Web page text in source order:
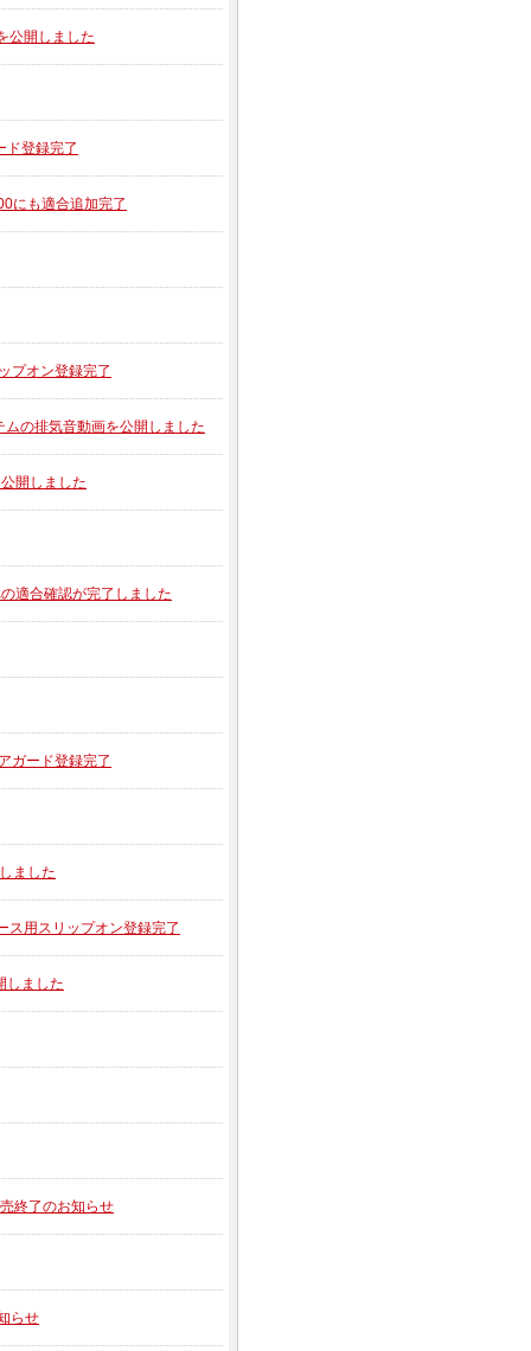
公開しました
ド登録完了
にも適合追加完了
プオン登録完了
の排気音動画を公開しました
開しました
適合確認が完了しました
ガード登録完了
ました
ス用スリップオン登録完了
しました
終了のお知らせ
らせ